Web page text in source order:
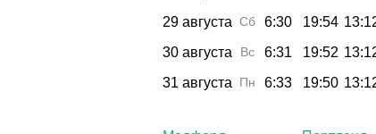
29 августа Сб 6:30 19:54
30 августа
Вс 6:31 19:52
31 августа
Пн 6:33 19:50